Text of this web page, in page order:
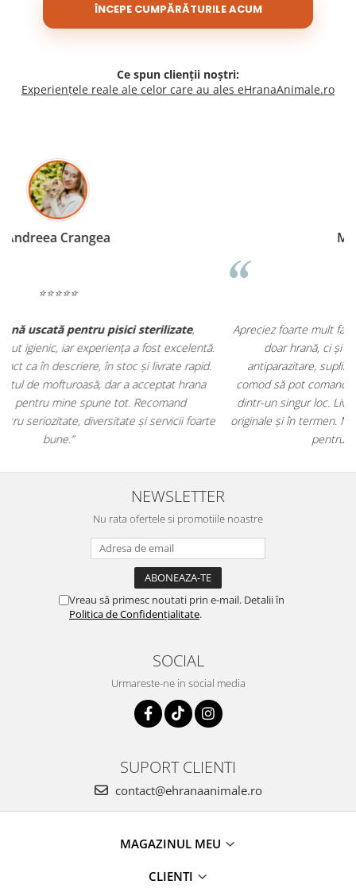
ÎNCEPE CUMPĂRĂTURILE ACUM
Ce spun clienții noștri:
Experiențele reale ale celor care au ales eHranaAnimale.ro
Apreciez foarte mult faptul că peehranaanimale.rogăsesc nu
doar hrană, ci și produse dinfarmacia veterinară:
antiparazitare, suplimente și soluții de îngrijire. Este foarte
comod să pot comanda tot ce am nevoie pentru animalul meu
dintr-un singur loc. Livrarea a fost rapidă, iar produsele au fost
originale și în termen. Magazin serios, bine organizat și foarte util
NEWSLETTER
Nu rata ofertele si promotiile noastre
Vreau să primesc noutati prin e-mail. Detalii în
Politica de Confidențialitate.
SOCIAL
Urmareste-ne in social media
SUPORT CLIENTI
contact@ehranaanimale.ro
MAGAZINUL MEU
CLIENTI